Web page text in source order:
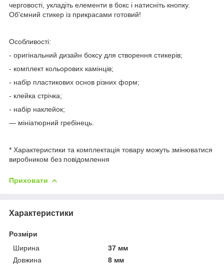
черговості, укладіть елементи в бокс і натисніть кнопку.
Об'ємний стикер із прикрасами готовий!
Особливості:
- оригінальний дизайн боксу для створення стикерів;
- комплект кольорових камінців;
- набір пластикових основ різних форм;
- клейка стрічка;
- набір наклейок;
— мініатюрний гребінець.
* Характеристики та комплектація товару можуть змінюватися
виробником без повідомлення
Приховати
Характеристики
Розміри
Ширина
37 мм
Довжина
8 мм